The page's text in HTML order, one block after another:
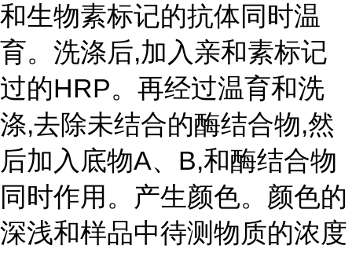
和生物素标记的抗体同时温
育。洗涤后,加入亲和素标记
过的HRP。再经过温育和洗
涤,去除未结合的酶结合物,然
后加入底物A、B,和酶结合物
同时作用。产生颜色。颜色的
深浅和样品中待测物质的浓度